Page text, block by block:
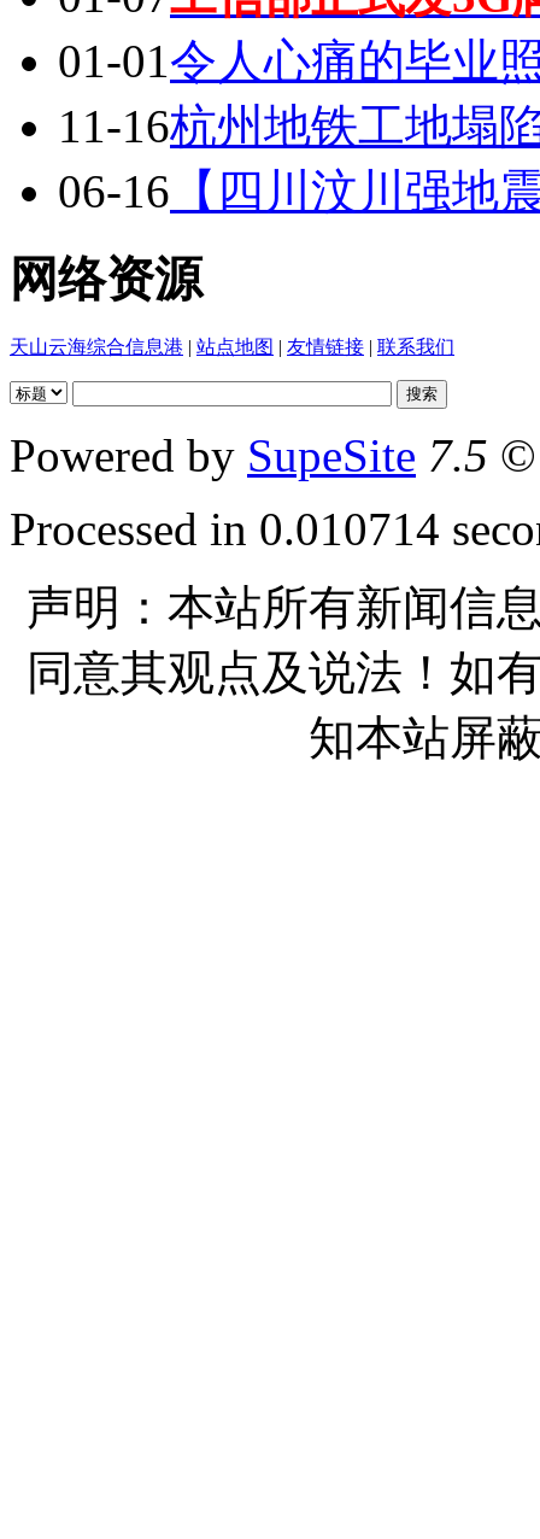
01-01 令人心痛的毕业
11-16杭州地铁工地塌
06-16 【四川汶川强地
网络资源
天山云海综合信息港 | 站点地图 | 友情链接 | 联系我们
Powered by SupeSite 7.5 ©
Processed in 0.010714
声明：本站所有新闻信
同意其观点及说法！如
知本站屏